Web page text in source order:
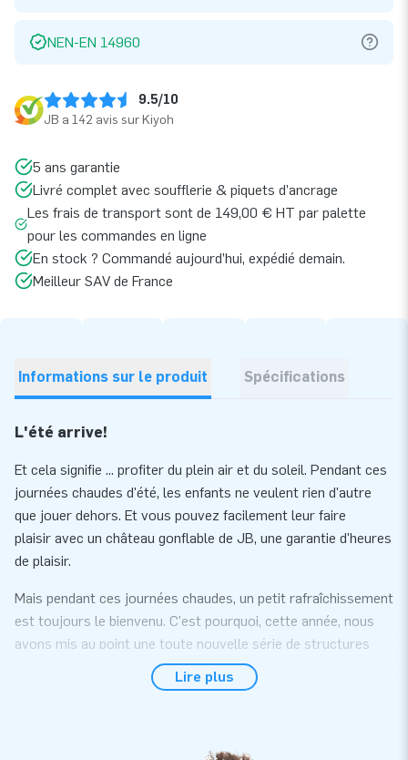
NEN-EN 14960
9.5/10
JB a 142 avis sur Kiyoh
5 ans garantie
Livré complet avec soufflerie & piquets d’ancrage
Les frais de transport sont de 149,00 € HT par palette
pour les commandes en ligne
En stock ? Commandé aujourd’hui, expédié demain.
Meilleur SAV de France
Informations sur le produit Spécifications
L'été arrive!
Et cela signifie ... profiter du plein air et du soleil. Pendant ces
journées chaudes d'été, les enfants ne veulent rien d'autre
que jouer dehors. Et vous pouvez facilement leur faire
plaisir avec un château gonflable de JB, une garantie d'heures
de plaisir.
Mais pendant ces journées chaudes, un petit rafraîchissement
est toujours le bienvenu. C'est pourquoi, cette année, nous
avons mis au point une toute nouvelle série de structures
gonflables avec piscine (reliable). Indispensable et un
élargissement de votre gamme! Tous ces gonflables sont
Lire plus